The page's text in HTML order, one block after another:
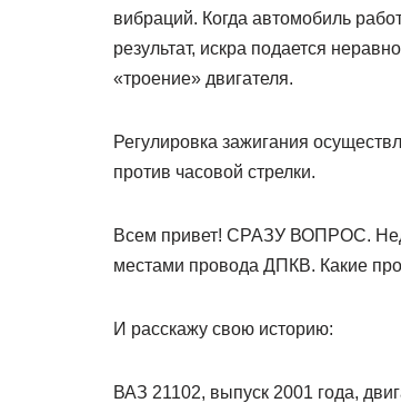
вибраций. Когда автомобиль
результат, искра подается
«троение» двигателя.
Регулировка зажигания
против часовой стрелки.
Всем привет! СРАЗУ ВОПРОС.
местами провода ДПКВ. Какие
И расскажу свою историю:
ВАЗ 21102, выпуск 2001 года,